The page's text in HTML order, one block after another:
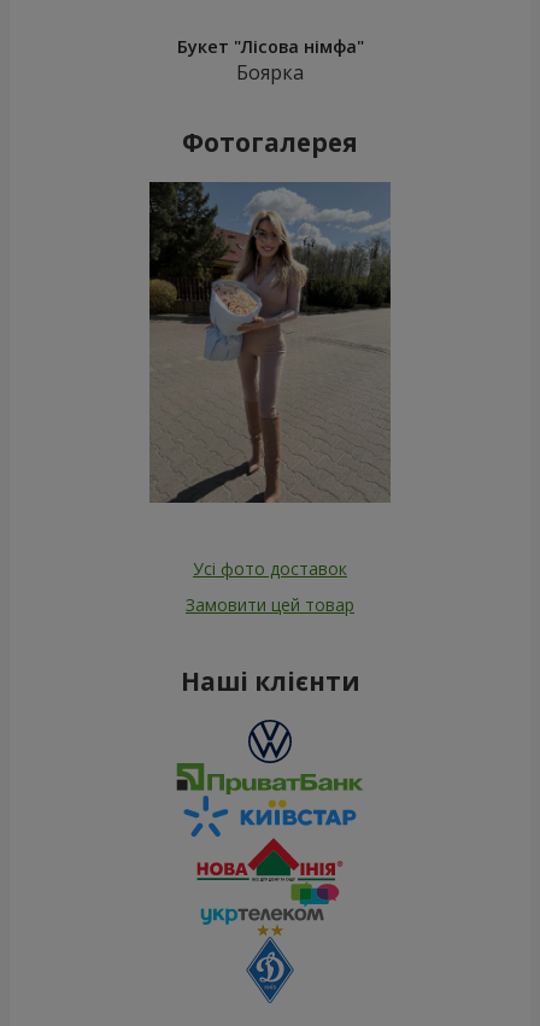
Букет "Лісова німфа"
Боярка
Фотогалерея
Усі фото доставок
Замовити цей товар
Наші клієнти